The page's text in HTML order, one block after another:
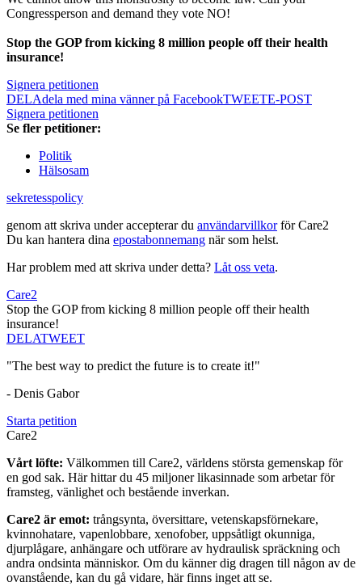
Congressperson and demand they vote NO!
Stop the GOP from kicking 8 million people off their health
insurance!
Signera petitionen
DELAdela med mina vänner på FacebookTWEETE-POST
Signera petitionen
Se fler petitioner:
Politik
Hälsosam
sekretesspolicy
genom att skriva under accepterar du användarvillkorför Care2
Du kan hantera dina epostabonnemang när som helst.
Har problem med att skriva under detta? Låt oss veta.
Care2
Stop the GOP from kicking 8 million people off their health
insurance!
DELATWEET
"The best way to predict the future is to create it!"
- Denis Gabor
Starta petition
Care2
Vårt löfte: Välkommen till Care2, världens största gemenskap för
en god sak. Här hittar du 45 miljoner likasinnade som arbetar för
framsteg, vänlighet och bestående inverkan.
Care2 är emot: trångsynta, översittare, vetenskapsförnekare,
kvinnohatare, vapenlobbare, xenofober, uppsåtligt okunniga,
djurplågare, anhängare och utförare av hydraulisk spräckning och
andra ondsinta människor. Om du känner dig dragen till någon av de
ovanstående, kan du gå vidare, här finns inget att se.